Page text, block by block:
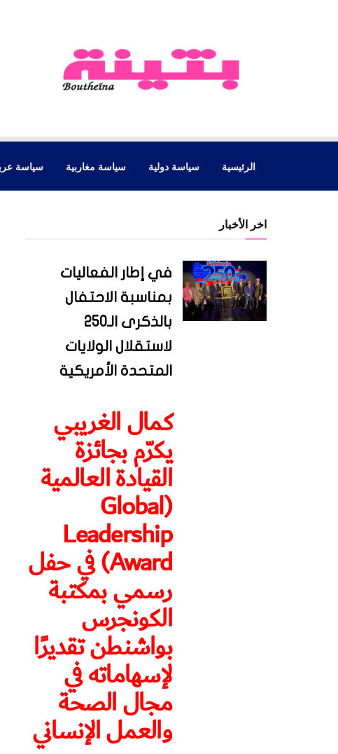
الرئيسية سياسة دولية سياسة مغاربية سياسة
اخر الأخبار
في إطار الفعاليات
بمناسبة الاحتفال
بالذكرى الـ250
لاستقلال الولايات
المتحدة الأمريكية
كمال الغريبي
يكرّم بجائزة
القيادة العالمية
(Global
Leadership
Award) في حفل
رسمي بمكتبة
الكونجرس
بواشنطن تقديرًا
لإسهاماته في
مجال الصحة
والعمل الإنساني